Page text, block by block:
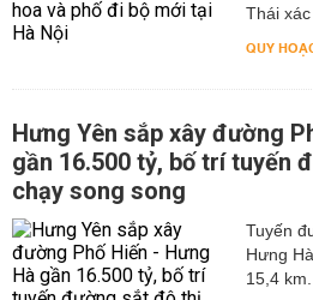
Thái xác
QUY
Hưng Yên sắp xây đường
gần 16.500 tỷ, bố trí tuyến
chạy song song
Tuyến
Hưng
15,4